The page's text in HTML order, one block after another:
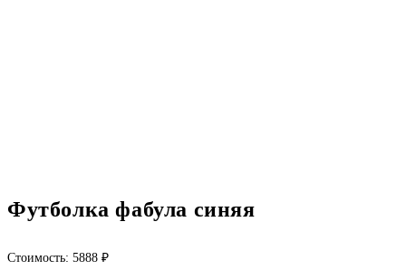
Футболка фабула синяя
Стоимость: 5888 ₽